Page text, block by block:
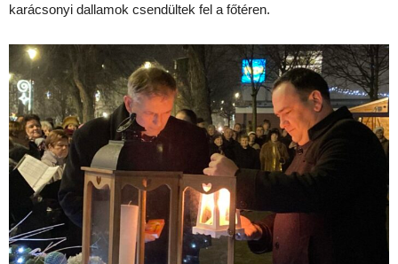
karácsonyi dallamok csendültek fel a főtéren.